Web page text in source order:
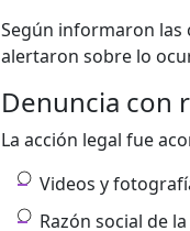
Según informaron las
alertaron sobre lo
Denuncia con
La acción legal fue
Videos y
Razón social de